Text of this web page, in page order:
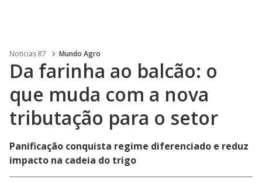
Noticias R7 Mundo Agro
Da farinha ao balcão: o
que muda com a nova
tributação para o setor
Panificação conquista regime diferenciado e reduz
impacto na cadeia do trigo